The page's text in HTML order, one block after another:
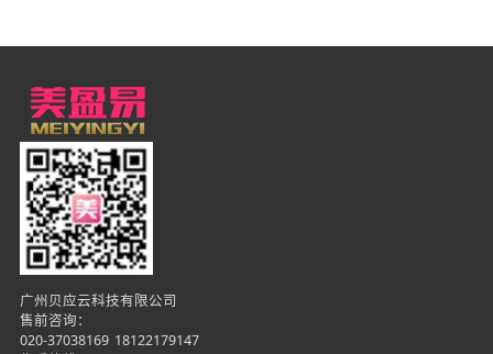
广州贝应云科技有限公司
售前咨询：
020-37038169 18122179147